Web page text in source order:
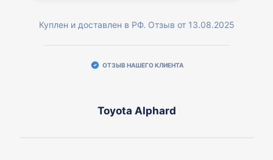
Куплен и доставлен в РФ. Отзыв от 13.08.2025
ОТЗЫВ НАШЕГО КЛИЕНТА
Toyota Alphard